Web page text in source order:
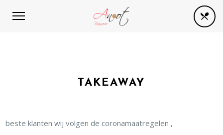
TAKEAWAY
beste klanten wij volgen de coronamaatregelen ,